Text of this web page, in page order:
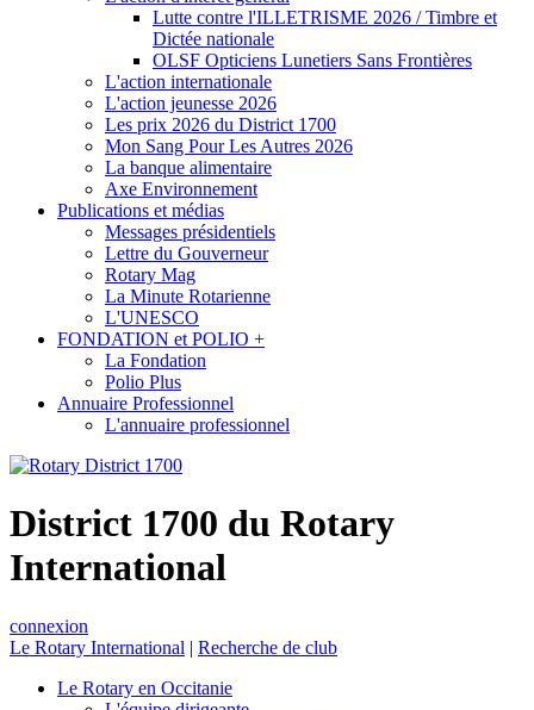
Lutte contre l'ILLETRISME 2026 / Timbre et
Dictée nationale
OLSF Opticiens Lunetiers Sans Frontières
L'action internationale
L'action jeunesse 2026
Les prix 2026 du District 1700
Mon Sang Pour Les Autres 2026
La banque alimentaire
Axe Environnement
Publications et médias
Messages présidentiels
Lettre du Gouverneur
Rotary Mag
La Minute Rotarienne
L'UNESCO
FONDATION et POLIO +
La Fondation
Polio Plus
Annuaire Professionnel
L'annuaire professionnel
District 1700 du Rotary
International
connexion
Le Rotary International | Recherche de club
Le Rotary en Occitanie